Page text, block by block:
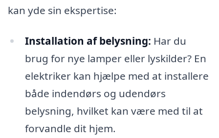
kan yde sin ekspertise:
Installation af belysning: Har du
brug for nye lamper eller lyskilder? En
elektriker kan hjælpe med at installere
både indendørs og udendørs
belysning, hvilket kan være med til at
forvandle dit hjem.